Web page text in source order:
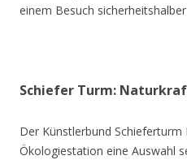
einem Besuch
Schiefer Turm:
Der Künstlerbund Schieferturm
Ökologiestation eine Auswahl